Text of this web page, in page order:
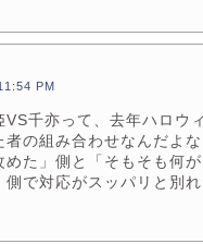
PM
VS千亦って、去年ハロウ
者の組み合わせなんだよな
めた」側と「そもそも何
側で対応がスッパリと別